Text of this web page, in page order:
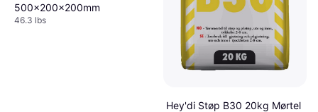
500x200x200mm
46.3 lbs
Hey'di Støp B30 20kg Mørtel